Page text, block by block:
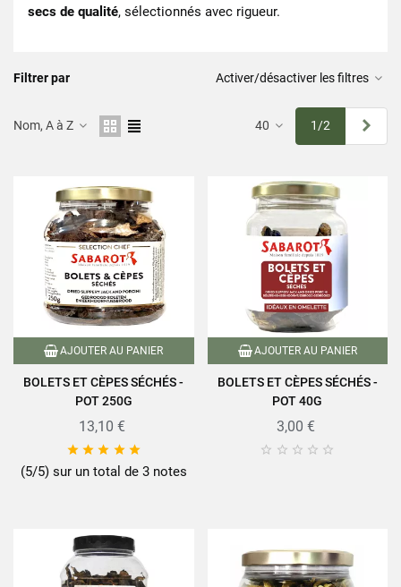
secs de qualité, sélectionnés avec rigueur.
Filtrer par Activer/désactiver les filtres
Nom, A à Z 40 1/2
AJOUTER AU PANIER
BOLETS ET CÈPES SÉCHÉS -
POT 250G
13,10 €
    
(5/5) sur un total de 3 notes
AJOUTER AU PANIER
BOLETS ET CÈPES SÉCHÉS -
POT 40G
3,00 €
    